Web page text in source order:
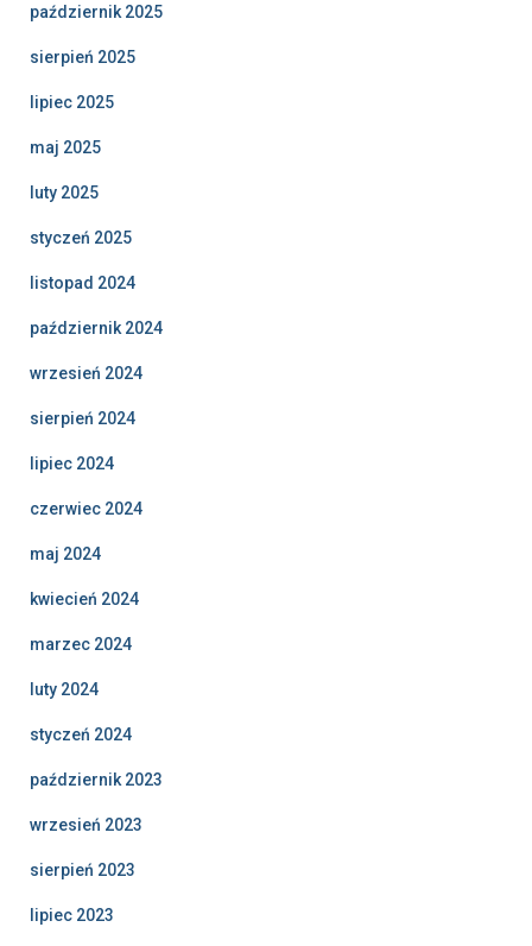
październik 2025
sierpień 2025
lipiec 2025
maj 2025
luty 2025
styczeń 2025
listopad 2024
październik 2024
wrzesień 2024
sierpień 2024
lipiec 2024
czerwiec 2024
maj 2024
kwiecień 2024
marzec 2024
luty 2024
styczeń 2024
październik 2023
wrzesień 2023
sierpień 2023
lipiec 2023